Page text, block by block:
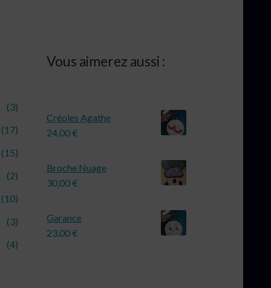
(3)
(17)
(15)
(2)
(10)
(3)
(4)
Vous aimerez aussi :
Créoles Agathe
24,00€
Broche Nuage
30,00€
Garance
23,00€